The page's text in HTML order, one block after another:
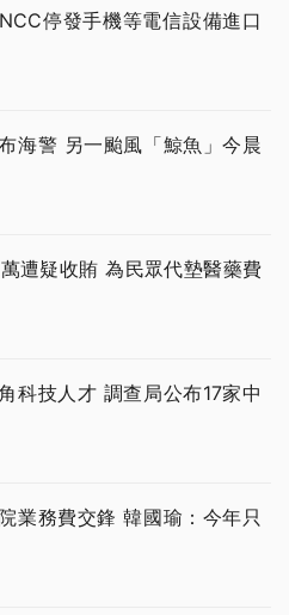
停發手機等電信設備進口
海警 另一颱風「鯨魚」今晨
遭疑收賄 為民眾代墊醫藥費
科技人才 調查局公布17家中
業務費交鋒 韓國瑜：今年只